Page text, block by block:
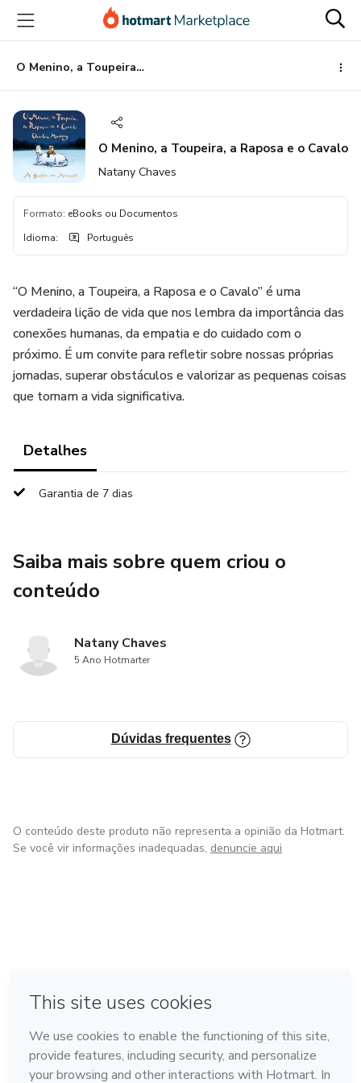
para
conteúdo
principal
para
pagamento
para
rodapé
O Menino, a Toupeira, a Raposa e o Cavalo
O Menino, a Toupeira, a Raposa e o Cavalo
Natany Chaves
Formato: eBooks ou Documentos
Idioma: Português
“O Menino, a Toupeira, a Raposa e o Cavalo” é uma
verdadeira lição de vida que nos lembra da importância das
conexões humanas, da empatia e do cuidado com o
próximo. É um convite para refletir sobre nossas próprias
jornadas, superar obstáculos e valorizar as pequenas coisas
que tornam a vida significativa.
Detalhes
Garantia de 7 dias
Saiba mais sobre quem criou o
conteúdo
Natany Chaves
5 Ano Hotmarter
Dúvidas frequentes
O conteúdo deste produto não representa a opinião da Hotmart.
Se você vir informações inadequadas, denuncie aqui
Feito com ❤ na Cidade do México